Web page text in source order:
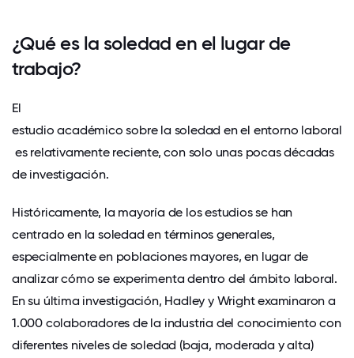
¿Qué es la soledad en el lugar de
trabajo?
El
estudio académico sobre la soledad en el entorno laboral
es relativamente reciente, con solo unas pocas décadas
de investigación.
Históricamente, la mayoría de los estudios se han
centrado en la soledad en términos generales,
especialmente en poblaciones mayores, en lugar de
analizar cómo se experimenta dentro del ámbito laboral.
En su última investigación, Hadley y Wright examinaron a
1.000 colaboradores de la industria del conocimiento con
diferentes niveles de soledad (baja, moderada y alta)